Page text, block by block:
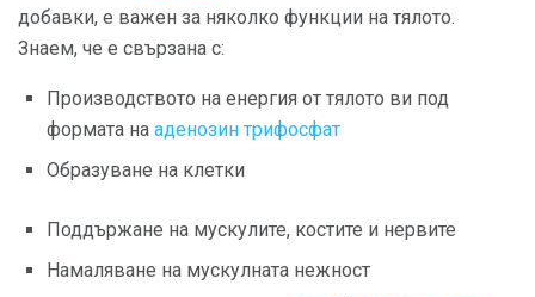
добавки, е важен за няколко функции на тялото.
Знаем, че е свързана с:
Производството на енергия от тялото ви под
формата на аденозин трифосфат
Образуване на клетки
Поддържане на мускулите, костите и нервите
Намаляване на мускулната нежност